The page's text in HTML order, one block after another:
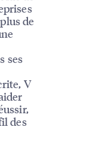
de
ses
V
des